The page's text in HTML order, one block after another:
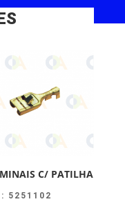
C/ PATILHA
5251102